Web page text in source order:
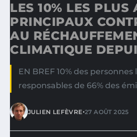
LES 10% LES PLUS
PRINCIPAUX
AU
CLIMATIQUE
EN BREF 10% des
responsables de 66% des
JULIEN LEFÈVRE•27 AOÛT 2025